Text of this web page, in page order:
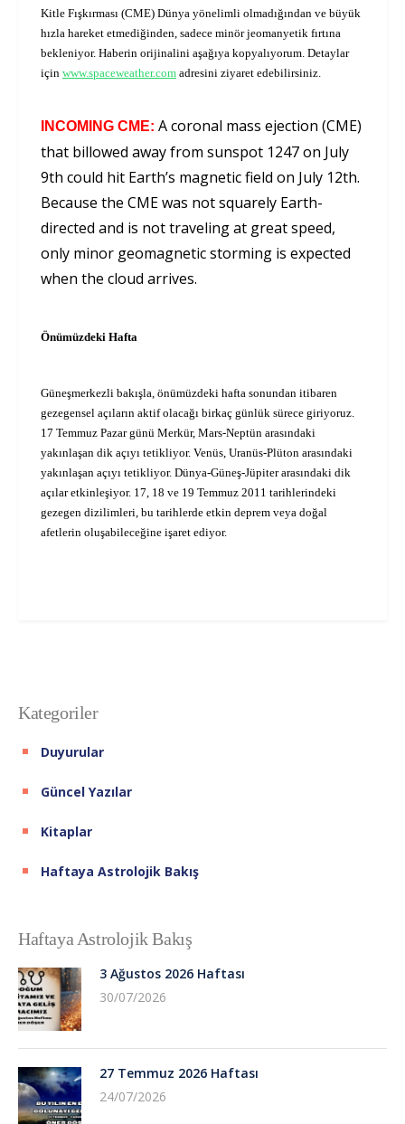
Kitle Fışkırması (CME) Dünya yönelimli olmadığından ve büyük
hızla hareket etmediğinden, sadece minör jeomanyetik fırtına
bekleniyor. Haberin orijinalini aşağıya kopyalıyorum. Detaylar
için www.spaceweather.com adresini ziyaret edebilirsiniz.
INCOMING CME: A coronal mass ejection (CME)
that billowed away from sunspot 1247 on July
9th could hit Earth’s magnetic field on July 12th.
Because the CME was not squarely Earth-
directed and is not traveling at great speed,
only minor geomagnetic storming is expected
when the cloud arrives.
Önümüzdeki Hafta
Güneşmerkezli bakışla, önümüzdeki hafta sonundan itibaren
gezegensel açıların aktif olacağı birkaç günlük sürece giriyoruz.
17 Temmuz Pazar günü Merkür, Mars-Neptün arasındaki
yakınlaşan dik açıyı tetikliyor. Venüs, Uranüs-Plüton arasındaki
yakınlaşan açıyı tetikliyor. Dünya-Güneş-Jüpiter arasındaki dik
açılar etkinleşiyor. 17, 18 ve 19 Temmuz 2011 tarihlerindeki
gezegen dizilimleri, bu tarihlerde etkin deprem veya doğal
afetlerin oluşabileceğine işaret ediyor.
Kategoriler
Duyurular
Güncel Yazılar
Kitaplar
Haftaya Astrolojik Bakış
Haftaya Astrolojik Bakış
3 Ağustos 2026 Haftası
30/07/2026
27 Temmuz 2026 Haftası
24/07/2026